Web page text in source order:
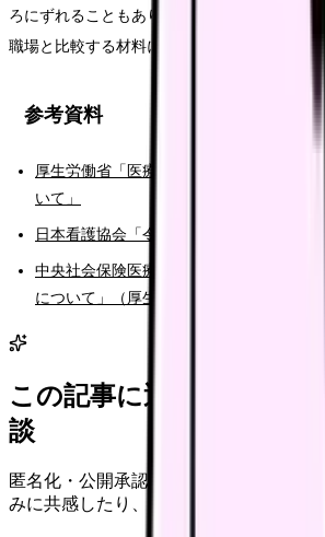
ろにずれることもあります。確認しても説明
職場と比較する材料になります。
参考資料
厚生労働省「医療機関等における賃上げ
いて」
日本看護協会「令和8年度診療報酬改定」
中央社会保険医療協議会「令和8年度診療
について」（厚生労働省）
この記事に近い看護師さ
談
匿名化・公開承認済みの本音だけを表
みに共感したり、自分の状況を投稿でき